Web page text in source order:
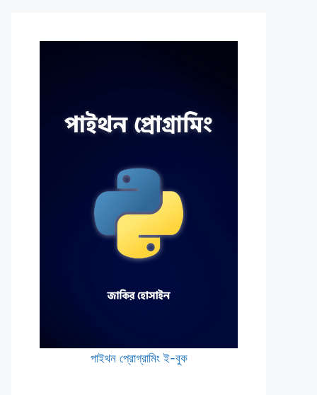
পাইথন প্রোগ্রামিং ই-বুক